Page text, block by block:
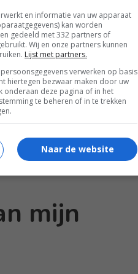
hiermee om?
confrontatie
onder dit artikel.
mijn
en informatie van uw apparaat
kan worden
gedeeld met 332 partners of
Wij en onze partners kunnen
Lijst met partners.
verwerken op basis
hiertegen bezwaar maken door uw
deze pagina of in het
te beheren of in te trekken
Naar de website